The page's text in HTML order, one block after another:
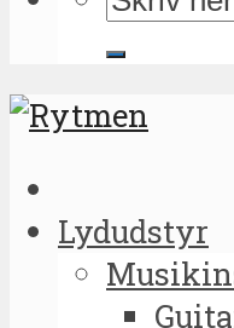
Lydudstyr